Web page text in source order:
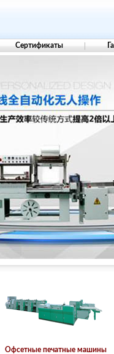
Сертификаты
Офсетные печатные машины